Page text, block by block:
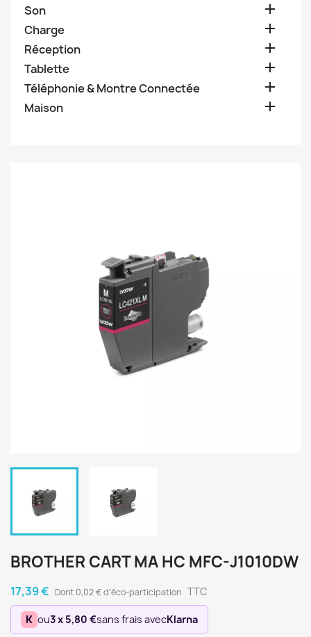
Son 
Charge 
Réception 
Tablette 
Téléphonie & Montre Connectée 
Maison 
BROTHER CART MA HC MFC-J1010DW
17,39 € Dont 0,02 € d'éco-participation TTC
K ou3 x 5,80 €sans frais avecKlarna